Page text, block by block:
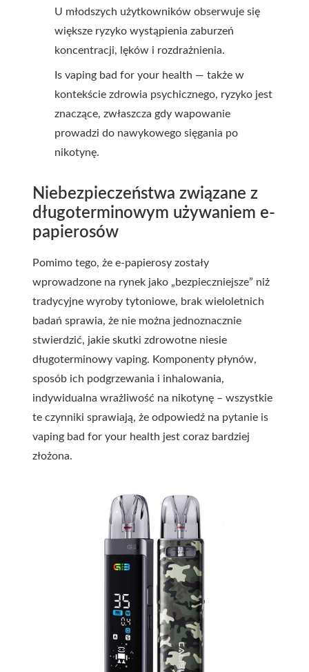
U młodszych użytkowników obserwuje się
większe ryzyko wystąpienia zaburzeń
koncentracji, lęków i rozdrażnienia.
Is vaping bad for your health — także w
kontekście zdrowia psychicznego, ryzyko jest
znaczące, zwłaszcza gdy wapowanie
prowadzi do nawykowego sięgania po
nikotynę.
Niebezpieczeństwa związane z
długoterminowym używaniem e-
papierosów
Pomimo tego, że e-papierosy zostały
wprowadzone na rynek jako „bezpieczniejsze” niż
tradycyjne wyroby tytoniowe, brak wieloletnich
badań sprawia, że nie można jednoznacznie
stwierdzić, jakie skutki zdrowotne niesie
długoterminowy vaping. Komponenty płynów,
sposób ich podgrzewania i inhalowania,
indywidualna wrażliwość na nikotynę – wszystkie
te czynniki sprawiają, że odpowiedź na pytanie is
vaping bad for your health jest coraz bardziej
złożona.